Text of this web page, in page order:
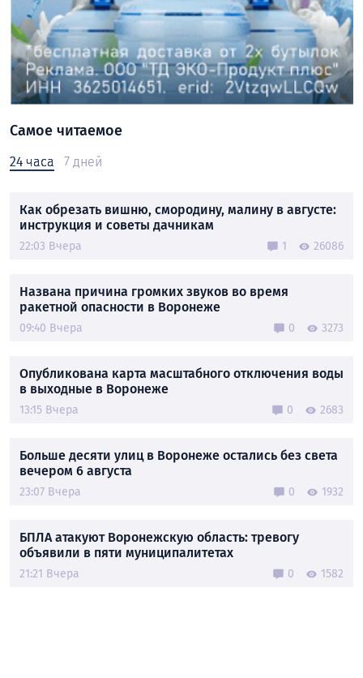
Самое читаемое
24 часа 7 дней
Как обрезать вишню, смородину, малину в августе:
инструкция и советы дачникам
22:03 Вчера 1 26086
Названа причина громких звуков во время
ракетной опасности в Воронеже
09:40 Вчера 0 3273
Опубликована карта масштабного отключения воды
в выходные в Воронеже
13:15 Вчера 0 2683
Больше десяти улиц в Воронеже остались без света
вечером 6 августа
23:07 Вчера 0 1932
БПЛА атакуют Воронежскую область: тревогу
объявили в пяти муниципалитетах
21:21 Вчера 0 1582